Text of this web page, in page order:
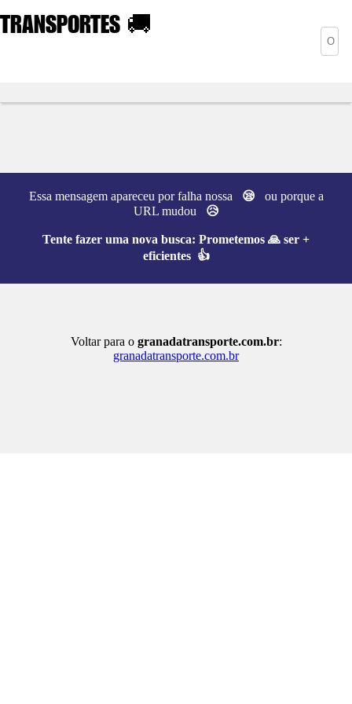
TRANSPORTES 🚚
Essa mensagem apareceu por falha nossa 😪
ou porque a
URL mudou 😥
Tente fazer uma nova busca: Prometemos 🙏 ser +
eficientes 👍
Voltar para o granadatransporte.com.br:
granadatransporte.com.br